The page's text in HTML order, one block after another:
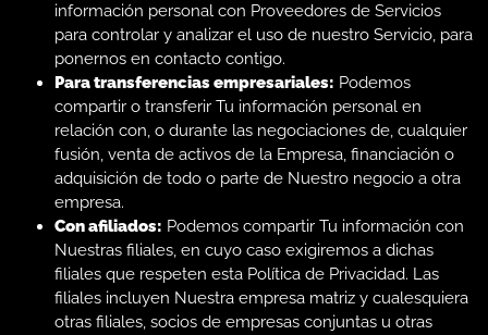
información personal con Proveedores de Servicios
para controlar y analizar el uso de nuestro Servicio, para
ponernos en contacto contigo.
Para transferencias empresariales: Podemos
compartir o transferir Tu información personal en
relación con, o durante las negociaciones de, cualquier
fusión, venta de activos de la Empresa, financiación o
adquisición de todo o parte de Nuestro negocio a otra
empresa.
Con afiliados: Podemos compartir Tu información con
Nuestras filiales, en cuyo caso exigiremos a dichas
filiales que respeten esta Política de Privacidad. Las
filiales incluyen Nuestra empresa matriz y cualesquiera
otras filiales, socios de empresas conjuntas u otras